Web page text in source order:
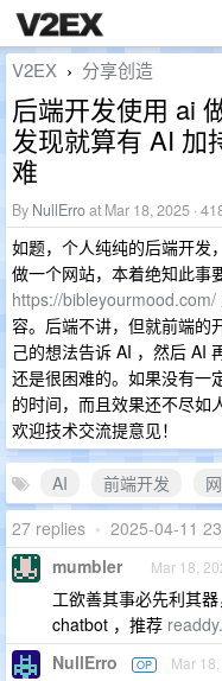
V2EX › 分享创造
后端开发使用 ai
发现就算有 AI 加
难
By NullErroat Mar 18, 2025 ·
如题，个人纯纯的后端开发
做一个网站，本着绝知此事
https://bibleyourmood.com/
容。后端不讲，但就前端的
己的想法告诉 AI ，然后 AI
还是很困难的。如果没有一
的时间，而且效果还不尽如
欢迎技术交流提意见！
AI 前端开发
27 replies • 2025-04-11
mumbler Mar 18,
工欲善其事必先利其
chatbot ，推荐
NullErro OP Mar